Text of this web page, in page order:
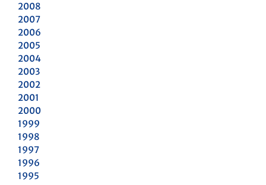
2008
2007
2006
2005
2004
2003
2002
2001
2000
1999
1998
1997
1996
1995